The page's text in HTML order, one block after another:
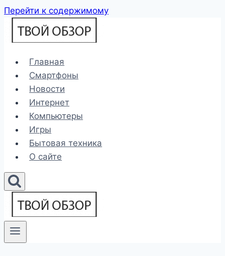
Перейти к содержимому
Главная
Смартфоны
Новости
Интернет
Компьютеры
Игры
Бытовая техника
О сайте